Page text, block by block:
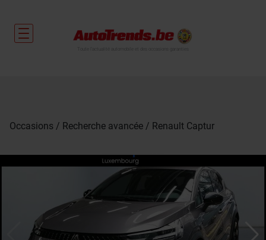
Occasions Recherche avancée Renault Captur